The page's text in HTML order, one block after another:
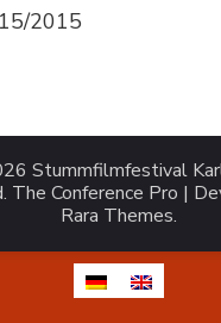
2015
Stummfilmfestival
The Conference Pro |
Rara Themes.